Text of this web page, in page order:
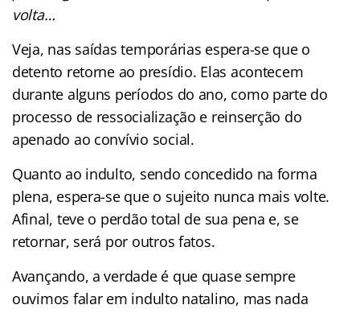
volta…
Veja, nas saídas temporárias espera-se que o
detento retorne ao presídio. Elas acontecem
durante alguns períodos do ano, como parte do
processo de ressocialização e reinserção do
apenado ao convívio social.
Quanto ao indulto, sendo concedido na forma
plena, espera-se que o sujeito nunca mais volte.
Afinal, teve o perdão total de sua pena e, se
retornar, será por outros fatos.
Avançando, a verdade é que quase sempre
ouvimos falar em indulto natalino, mas nada